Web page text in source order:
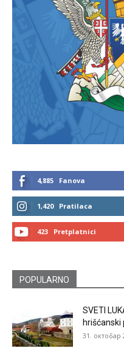
4,885 Fanova
1,420 Pratilaca
423 Pretplatnici
POPULARNO
SVETI
hrišćanski
31. октобар